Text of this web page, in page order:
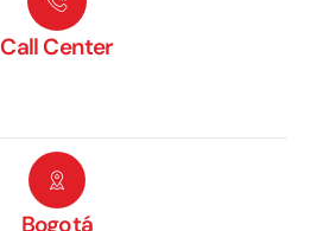
Call Center
Bogotá